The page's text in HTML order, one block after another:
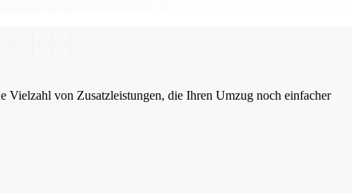
Vielzahl von Zusatzleistungen, die Ihren Umzug noch einfacher